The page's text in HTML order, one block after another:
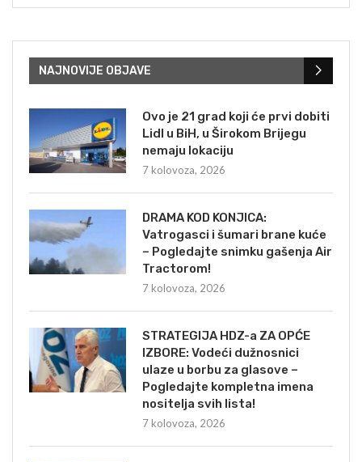
NAJNOVIJE OBJAVE
Ovo je 21 grad koji će prvi dobiti
Lidl u BiH, u Širokom Brijegu
nemaju lokaciju
7 kolovoza, 2026
DRAMA KOD KONJICA:
Vatrogasci i šumari brane kuće
– Pogledajte snimku gašenja Air
Tractorom!
7 kolovoza, 2026
STRATEGIJA HDZ-a ZA OPĆE
IZBORE: Vodeći dužnosnici
ulaze u borbu za glasove –
Pogledajte kompletna imena
nositelja svih lista!
7 kolovoza, 2026